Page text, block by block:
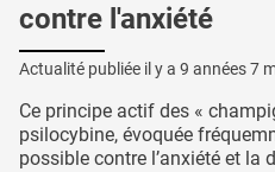
contre l'anxiété
Actualité publiée il y a 9 années 7
Ce principe actif des «
psilocybine, évoquée
possible contre l’anxiété et la